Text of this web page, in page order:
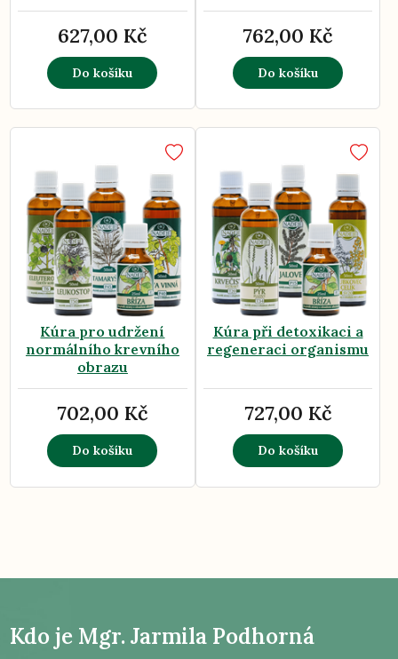
627,00 Kč
Do košíku
762,00 Kč
Do košíku
Kúra pro udržení
normálního krevního
obrazu
702,00 Kč
Do košíku
Kúra při detoxikaci a
regeneraci organismu
727,00 Kč
Do košíku
Kdo je Mgr. Jarmila Podhorná